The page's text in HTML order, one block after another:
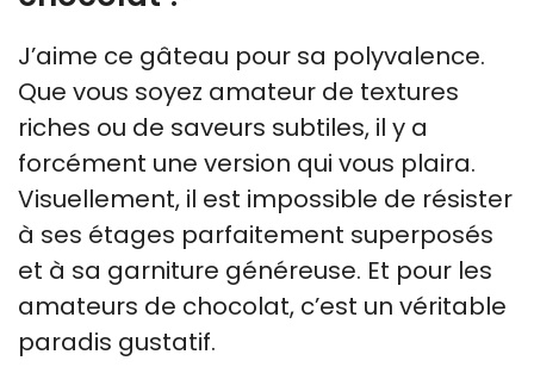
J’aime ce gâteau pour sa polyvalence.
Que vous soyez amateur de textures
riches ou de saveurs subtiles, il y a
forcément une version qui vous plaira.
Visuellement, il est impossible de résister
à ses étages parfaitement superposés
et à sa garniture généreuse. Et pour les
amateurs de chocolat, c’est un véritable
paradis gustatif.